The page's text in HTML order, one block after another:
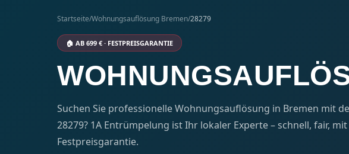
Startseite/Wohnungsauflösung Bremen/28279
🏠 AB 699 € · FESTPREISGARANTIE
Suchen Sie professionelle Wohnungsauflösung in Bremen mit
28279? 1A Entrümpelung ist Ihr lokaler Experte – schnell, fair, mit
Festpreisgarantie.